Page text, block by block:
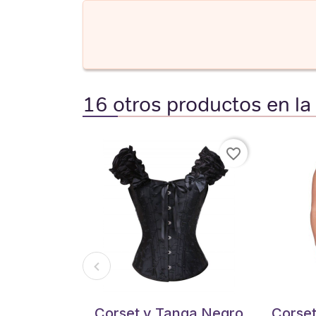
16 otros productos en
favorite_border